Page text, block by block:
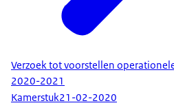
Verzoek tot voorstellen
2020-2021
Kamerstuk21-02-2020